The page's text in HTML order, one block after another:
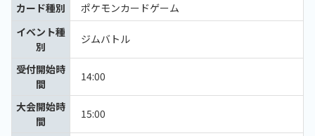
カード種別
ポケモンカードゲーム
イベント種
別
ジムバトル
受付開始時
間
14:00
大会開始時
間
15:00